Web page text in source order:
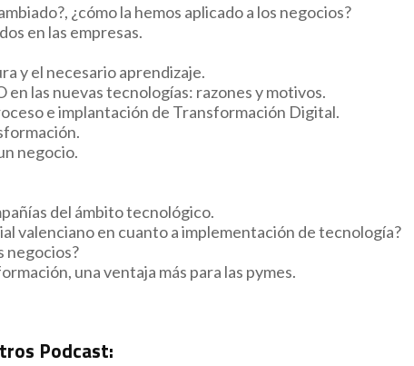
¿cómo la hemos aplicado a los negocios?
en las empresas.
y el necesario aprendizaje.
las nuevas tecnologías: razones y motivos.
e implantación de Transformación Digital.
negocio.
del ámbito tecnológico.
valenciano en cuanto a implementación de tecnología?
negocios?
una ventaja más para las pymes.
Podcast: